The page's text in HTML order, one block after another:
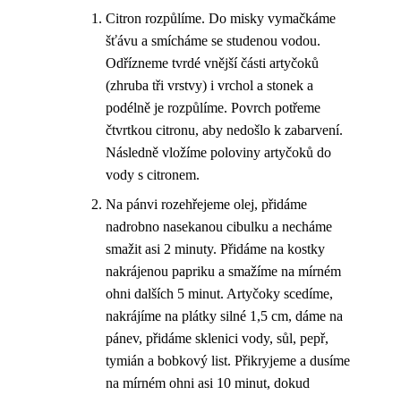
Citron rozpůlíme. Do misky vymačkáme
šťávu a smícháme se studenou vodou.
Odřízneme tvrdé vnější části artyčoků
(zhruba tři vrstvy) i vrchol a stonek a
podélně je rozpůlíme. Povrch potřeme
čtvrtkou citronu, aby nedošlo k zabarvení.
Následně vložíme poloviny artyčoků do
vody s citronem.
Na pánvi rozehřejeme olej, přidáme
nadrobno nasekanou cibulku a necháme
smažit asi 2 minuty. Přidáme na kostky
nakrájenou papriku a smažíme na mírném
ohni dalších 5 minut. Artyčoky scedíme,
nakrájíme na plátky silné 1,5 cm, dáme na
pánev, přidáme sklenici vody, sůl, pepř,
tymián a bobkový list. Přikryjeme a dusíme
na mírném ohni asi 10 minut, dokud